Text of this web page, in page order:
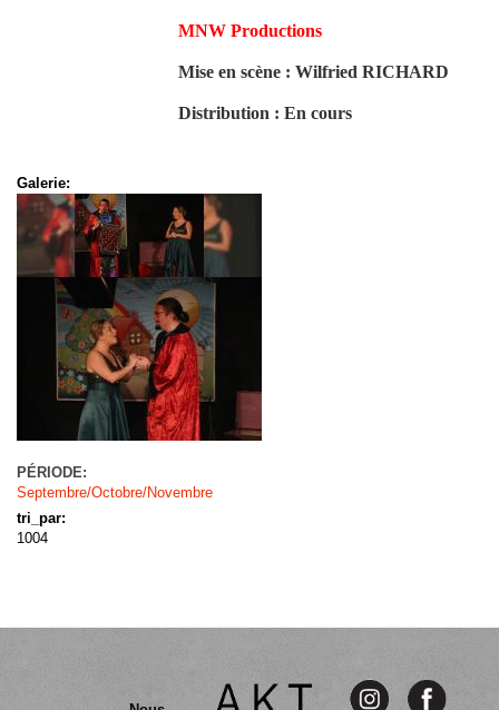
MNW Productions
Mise en scène : Wilfried RICHARD
Distribution : En cours
Galerie:
PÉRIODE:
Septembre/Octobre/Novembre
tri_par:
1004